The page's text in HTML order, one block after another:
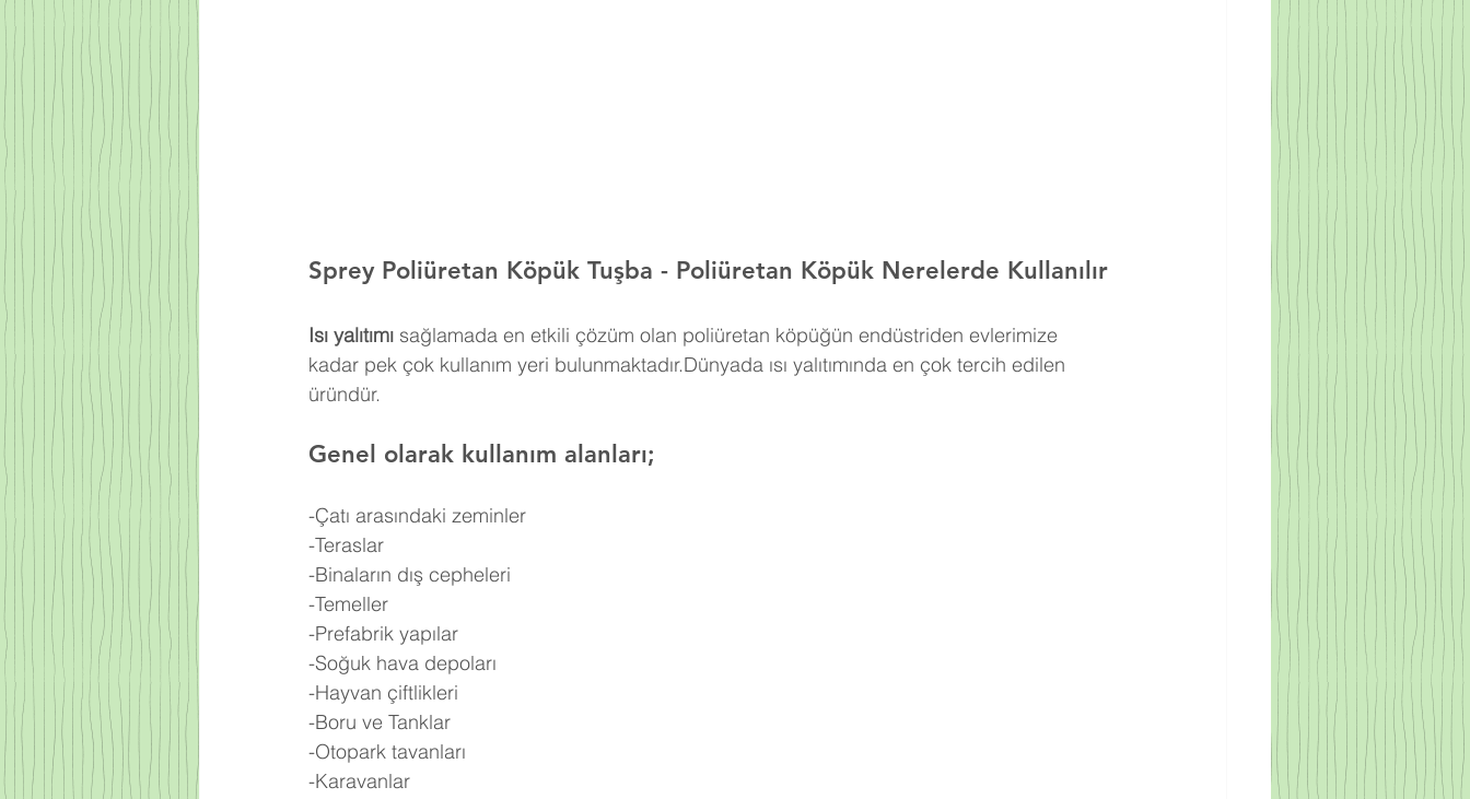
Sprey Poliüretan Köpük Tuşba - Poliüretan Köpük Nerelerde Kullanılır
Isı yalıtımı sağlamada en etkili çözüm olan poliüretan köpüğün endüstriden evlerimize
kadar pek çok kullanım yeri bulunmaktadır.Dünyada ısı yalıtımında en çok tercih edilen
üründür.
Genel olarak kullanım alanları;
-Çatı arasındaki zeminler
-Teraslar
-Binaların dış cepheleri
-Temeller
-Prefabrik yapılar
-Soğuk hava depoları
-Hayvan çiftlikleri
-Boru ve Tanklar
-Otopark tavanları
-Karavanlar